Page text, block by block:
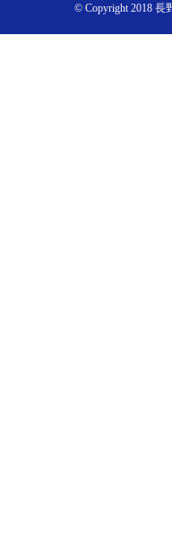
© Copyright 2018 長